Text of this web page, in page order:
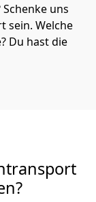
uns
sein. Welche
Du hast die